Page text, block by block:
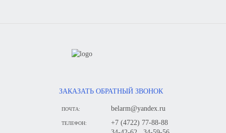
ЗАКАЗАТЬ ОБРАТНЫЙ ЗВОНОК
ПОЧТА: belarm@yandex.ru
ТЕЛЕФОН:
+7 (4722) 77-88-88